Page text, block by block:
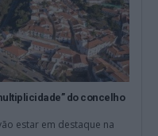
do concelho
estar em destaque na